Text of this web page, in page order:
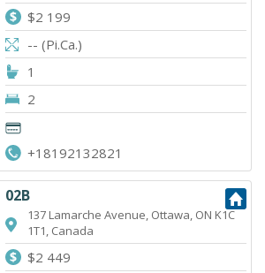
$2 199
-- (Pi.Ca.)
1
2
+18192132821
02B
137 Lamarche Avenue, Ottawa, ON K1C
1T1, Canada
$2 449